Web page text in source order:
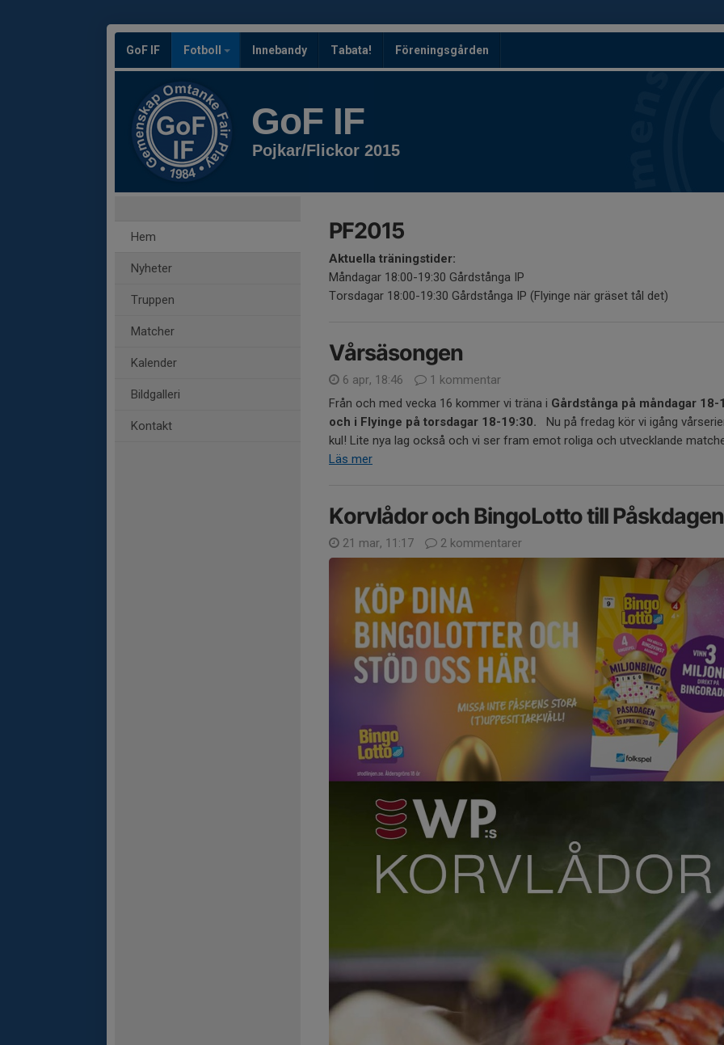
GoF IF Fotboll Innebandy Tabata! Föreningsgården
GoF IF
Pojkar/Flickor 2015
Hem
Nyheter
Truppen
Matcher
Kalender
Bildgalleri
Kontakt
PF2015
Aktuella träningstider:
Måndagar 18:00-19:30 Gårdstånga IP
Torsdagar 18:00-19:30 Gårdstånga IP (Flyinge när gräset tål det)
Vårsäsongen
6 apr, 18:46
1 kommentar
Från och med vecka 16 kommer vi träna i Gårdstånga på måndagar 18-
och i Flyinge på torsdagar 18-19:30. Nu på fredag kör vi igång
kul! Lite nya lag också och vi ser fram emot roliga och utvecklande
Läs mer
Korvlådor och BingoLotto till Påskdagen
21 mar, 11:17 2 kommentarer